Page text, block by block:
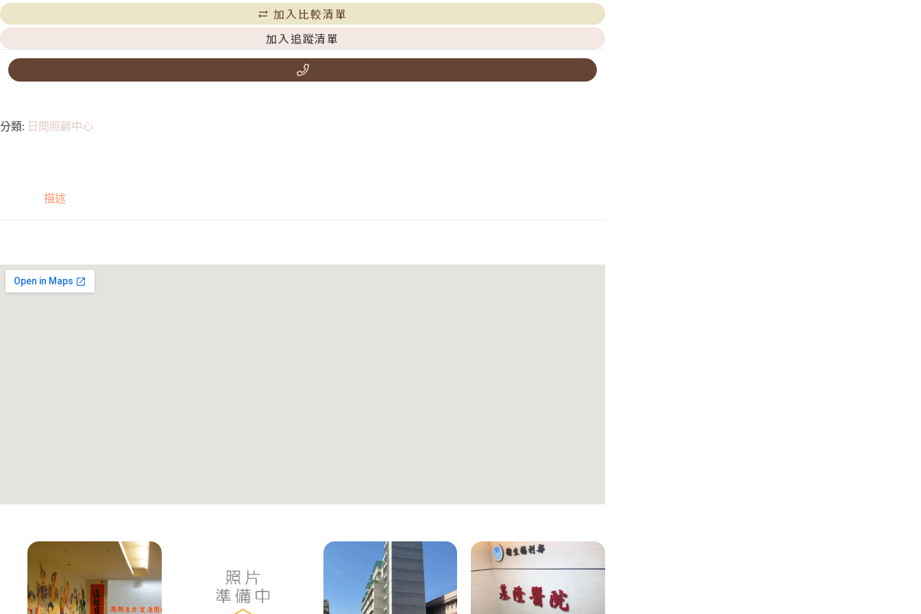
加入比較清單
加入追蹤清單
分類: 日間照顧中心
描述